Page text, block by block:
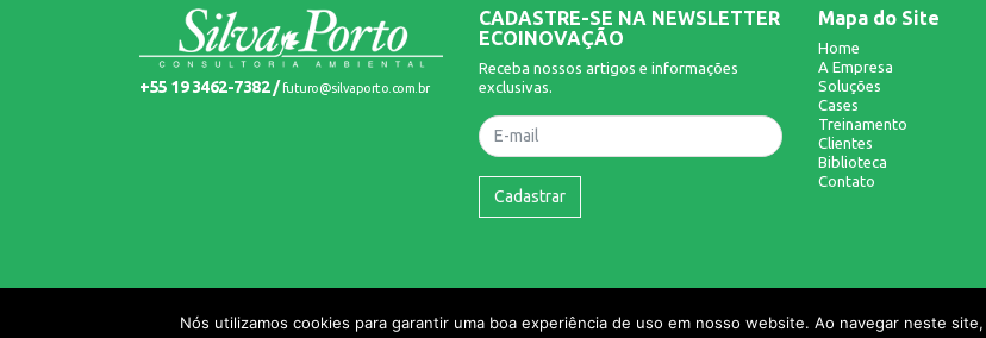
+55 19 3462-7382 /futuro@silvaporto.com.br
CADASTRE-SE NA NEWSLETTER
ECOINOVAÇÃO
Receba nossos artigos e informações
exclusivas.
Nome
Cadastrar
Mapa do Site
Home
A Empresa
Soluções
Cases
Treinamento
Clientes
Biblioteca
Contato
© 2026 Silva Porto. Todos os Direitos Reservados.
Nós utilizamos cookies para garantir uma boa experiência de uso em nosso website. Ao navegar neste